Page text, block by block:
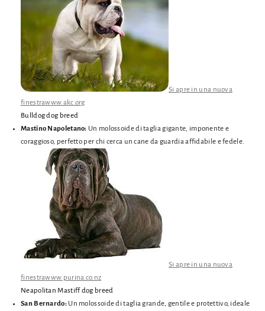
Si apre in una nuova
finestrawww.akc.org
Bulldog dog breed
Mastino Napoletano: Un molossoide di taglia gigante, imponente e
coraggioso, perfetto per chi cerca un cane da guardia affidabile e fedele.
Si apre in una nuova
finestrawww.purina.co.nz
Neapolitan Mastiff dog breed
San Bernardo:Un molossoide di taglia grande, gentile e protettivo, ideale